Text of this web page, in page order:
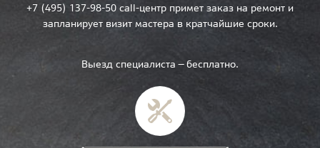
+7 (495) 137-98-50 call-центр примет заказ на ремонт и
запланирует визит мастера в кратчайшие сроки.
Выезд специалиста — бесплатно.